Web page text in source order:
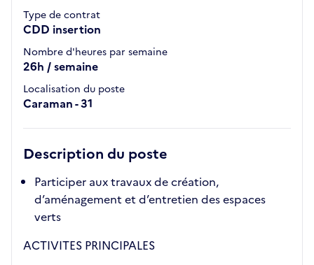
Type de contrat
CDD insertion
Nombre d'heures par semaine
26h / semaine
Localisation du poste
Caraman - 31
Description du poste
Participer aux travaux de création,
d’aménagement et d’entretien des espaces
verts
ACTIVITES PRINCIPALES